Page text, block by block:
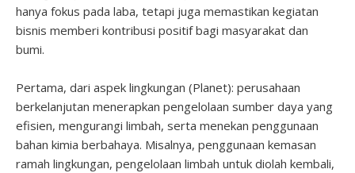
hanya fokus pada laba, tetapi juga memastikan kegiatan
bisnis memberi kontribusi positif bagi masyarakat dan
bumi.
Pertama, dari aspek lingkungan (Planet): perusahaan
berkelanjutan menerapkan pengelolaan sumber daya yang
efisien, mengurangi limbah, serta menekan penggunaan
bahan kimia berbahaya. Misalnya, penggunaan kemasan
ramah lingkungan, pengelolaan limbah untuk diolah kembali,